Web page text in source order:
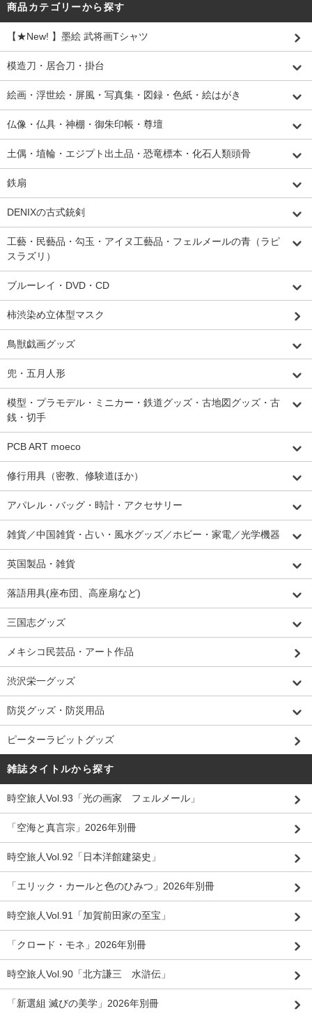
商品カテゴリーから探す
【★New! 】墨絵 武将画Tシャツ
模造刀・居合刀・掛台
絵画・浮世絵・屏風・写真集・図録・色紙・絵はがき
仏像・仏具・神棚・御朱印帳・尊壇
土偶・埴輪・エジプト出土品・恐竜標本・化石人類頭骨
鉄扇
DENIXの古式銃剣
工藝・民藝品・勾玉・アイヌ工藝品・フェルメールの青（ラピ
スラズリ）
ブルーレイ・DVD・CD
柿渋染め立体型マスク
鳥獣戯画グッズ
兜・五月人形
模型・プラモデル・ミニカー・鉄道グッズ・古地図グッズ・古
銭・切手
PCB ART moeco
修行用具（密教、修験道ほか）
アパレル・バッグ・時計・アクセサリー
雑貨／中国雑貨・占い・風水グッズ／ホビー・家電／光学機器
英国製品・雑貨
落語用具(座布団、高座扇など)
三国志グッズ
メキシコ民芸品・アート作品
渋沢栄一グッズ
防災グッズ・防災用品
ピーターラビットグッズ
雑誌タイトルから探す
時空旅人Vol.93「光の画家 フェルメール」
「空海と真言宗」2026年別冊
時空旅人Vol.92「日本洋館建築史」
「エリック・カールと色のひみつ」2026年別冊
時空旅人Vol.91「加賀前田家の至宝」
「クロード・モネ」2026年別冊
時空旅人Vol.90「北方謙三 水滸伝」
「新選組 滅びの美学」2026年別冊